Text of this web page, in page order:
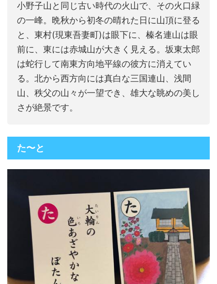
小野子山と同じ古い時代の火山で、その火口緑
の一峰。晩秋から初冬の晴れた日に山頂に登る
と、東村(現東吾妻町)は眼下に、榛名連山は眼
前に、東には赤城山が大きく見える。坂東太郎
は蛇行して南東方向地平線の彼方に消えてい
る。北から西方向には真白な三国連山、浅間
山、秩父の山々が一望でき、雄大な眺めの美し
さが絶景です。
た〜と